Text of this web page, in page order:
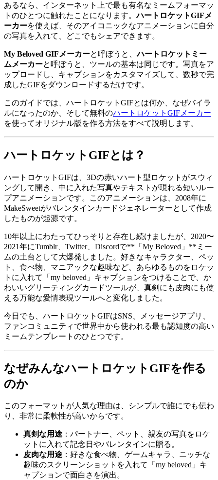
あるなら、インターネット上で最も有名なミームフォーマッ
トのひとつに触れたことになります。ハートロケットGIFメ
ーカーを使えば、そのアイコニックなアニメーションに自分
の写真を入れて、どこでもシェアできます。
My Beloved GIFメーカーと呼ぼうと、ハートロケットミー
ムメーカーと呼ぼうと、ツールの基本は同じです。写真をア
ップロードし、キャプションをカスタマイズして、数秒で完
成したGIFをダウンロードするだけです。
このガイドでは、ハートロケットGIFとは何か、なぜバイラ
ルになったのか、そして無料のハートロケットGIFメーカー
を使ってオリジナル版を作る方法をすべて説明します。
ハートロケットGIFとは？
ハートロケットGIFは、3Dの赤いハート型ロケットがスウィ
ングして開き、中に入れた写真やテキストが現れる短いルー
プアニメーションです。このアニメーションは、2008年に
MakeSweetがバレンタインカードジェネレーターとして作成
したものが起源です。
10年以上にわたってひっそりと存在し続けましたが、2020〜
2021年にTumblr、Twitter、Discordで**「My Beloved」**ミー
ムの土台として大爆発しました。好きなキャラクター、ペッ
ト、食べ物、マニアックな趣味など、あらゆるものをロケッ
トに入れて「my beloved」キャプションをつけることで、か
わいいグリーティングカードツールが、真剣にも皮肉にも使
える万能な愛情表現ツールへと変化しました。
今日でも、ハートロケットGIFはSNS、メッセージアプリ、
ファンコミュニティで世界中から使われる最も認知度の高い
ミームテンプレートのひとつです。
なぜみんなハートロケットGIFを作る
のか
このフォーマットが人気な理由は、シンプルで誰にでも伝わ
り、非常に柔軟性が高いからです。
真剣な用途 ：パートナー、ペット、親友の写真をロケ
ットに入れて記念日やバレンタインに贈る。
皮肉な用途 ：好きな食べ物、ゲームキャラ、ニッチな
趣味のスクリーンショットを入れて「my beloved」キ
ャプションで面白さを演出。